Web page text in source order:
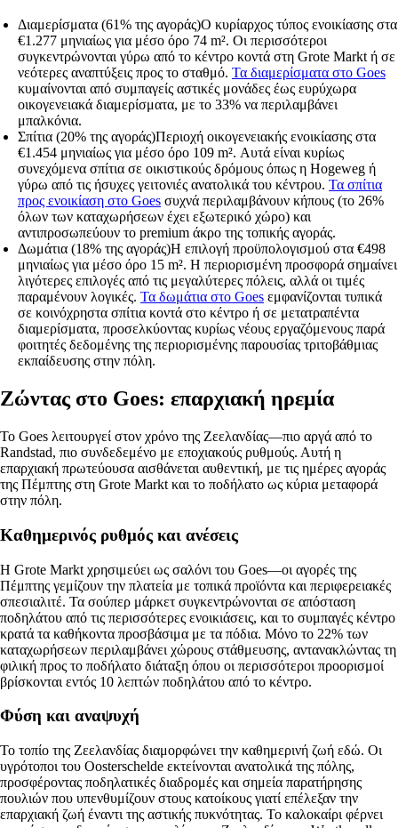
Διαμερίσματα (61% της αγοράς)Ο κυρίαρχος τύπος ενοικίασης στα
€1.277 μηνιαίως για μέσο όρο 74 m². Οι περισσότεροι
συγκεντρώνονται γύρω από το κέντρο κοντά στη Grote Markt ή σε
νεότερες αναπτύξεις προς το σταθμό. Τα διαμερίσματα στο Goes
κυμαίνονται από συμπαγείς αστικές μονάδες έως ευρύχωρα
οικογενειακά διαμερίσματα, με το 33% να περιλαμβάνει
μπαλκόνια.
Σπίτια (20% της αγοράς)Περιοχή οικογενειακής ενοικίασης στα
€1.454 μηνιαίως για μέσο όρο 109 m². Αυτά είναι κυρίως
συνεχόμενα σπίτια σε οικιστικούς δρόμους όπως η Hogeweg ή
γύρω από τις ήσυχες γειτονιές ανατολικά του κέντρου. Τα σπίτια
προς ενοικίαση στο Goes συχνά περιλαμβάνουν κήπους (το 26%
όλων των καταχωρήσεων έχει εξωτερικό χώρο) και
αντιπροσωπεύουν το premium άκρο της τοπικής αγοράς.
Δωμάτια (18% της αγοράς)Η επιλογή προϋπολογισμού στα €498
μηνιαίως για μέσο όρο 15 m². Η περιορισμένη προσφορά σημαίνει
λιγότερες επιλογές από τις μεγαλύτερες πόλεις, αλλά οι τιμές
παραμένουν λογικές. Τα δωμάτια στο Goes εμφανίζονται τυπικά
σε κοινόχρηστα σπίτια κοντά στο κέντρο ή σε μετατραπέντα
διαμερίσματα, προσελκύοντας κυρίως νέους εργαζόμενους παρά
φοιτητές δεδομένης της περιορισμένης παρουσίας τριτοβάθμιας
εκπαίδευσης στην πόλη.
Ζώντας στο Goes: επαρχιακή ηρεμία
Το Goes λειτουργεί στον χρόνο της Ζεελανδίας—πιο αργά από το
Randstad, πιο συνδεδεμένο με εποχιακούς ρυθμούς. Αυτή η
επαρχιακή πρωτεύουσα αισθάνεται αυθεντική, με τις ημέρες αγοράς
της Πέμπτης στη Grote Markt και το ποδήλατο ως κύρια μεταφορά
στην πόλη.
Καθημερινός ρυθμός και ανέσεις
Η Grote Markt χρησιμεύει ως σαλόνι του Goes—οι αγορές της
Πέμπτης γεμίζουν την πλατεία με τοπικά προϊόντα και περιφερειακές
σπεσιαλιτέ. Τα σούπερ μάρκετ συγκεντρώνονται σε απόσταση
ποδηλάτου από τις περισσότερες ενοικιάσεις, και το συμπαγές κέντρο
κρατά τα καθήκοντα προσβάσιμα με τα πόδια. Μόνο το 22% των
καταχωρήσεων περιλαμβάνει χώρους στάθμευσης, αντανακλώντας τη
φιλική προς το ποδήλατο διάταξη όπου οι περισσότεροι προορισμοί
βρίσκονται εντός 10 λεπτών ποδηλάτου από το κέντρο.
Φύση και αναψυχή
Το τοπίο της Ζεελανδίας διαμορφώνει την καθημερινή ζωή εδώ. Οι
υγρότοποι του Oosterschelde εκτείνονται ανατολικά της πόλης,
προσφέροντας ποδηλατικές διαδρομές και σημεία παρατήρησης
πουλιών που υπενθυμίζουν στους κατοίκους γιατί επέλεξαν την
επαρχιακή ζωή έναντι της αστικής πυκνότητας. Το καλοκαίρι φέρνει